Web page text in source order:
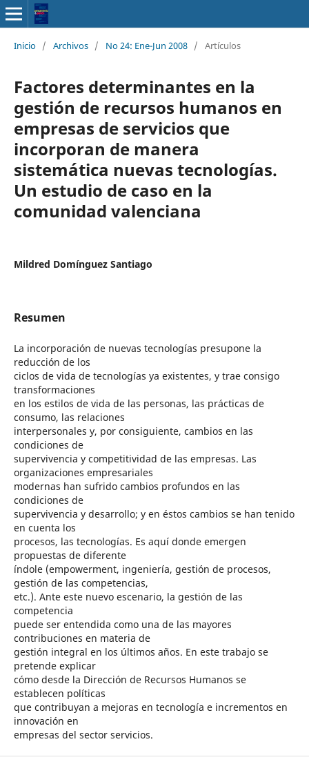
Inicio / Archivos / No 24: Ene-Jun 2008 / Artículos
Factores determinantes en la
gestión de recursos humanos en
empresas de servicios que
incorporan de manera
sistemática nuevas tecnologías.
Un estudio de caso en la
comunidad valenciana
Mildred Domínguez Santiago
Resumen
La incorporación de nuevas tecnologías presupone la
reducción de los
ciclos de vida de tecnologías ya existentes, y trae consigo
transformaciones
en los estilos de vida de las personas, las prácticas de
consumo, las relaciones
interpersonales y, por consiguiente, cambios en las
condiciones de
supervivencia y competitividad de las empresas. Las
organizaciones empresariales
modernas han sufrido cambios profundos en las
condiciones de
supervivencia y desarrollo; y en éstos cambios se han tenido
en cuenta los
procesos, las tecnologías. Es aquí donde emergen
propuestas de diferente
índole (empowerment, ingeniería, gestión de procesos,
gestión de las competencias,
etc.). Ante este nuevo escenario, la gestión de las
competencia
puede ser entendida como una de las mayores
contribuciones en materia de
gestión integral en los últimos años. En este trabajo se
pretende explicar
cómo desde la Dirección de Recursos Humanos se
establecen políticas
que contribuyan a mejoras en tecnología e incrementos en
innovación en
empresas del sector servicios.